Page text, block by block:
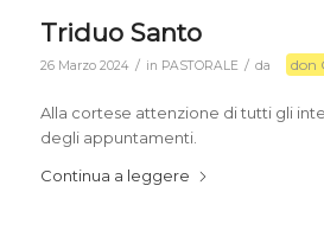
Triduo Santo
26 Marzo 2024 / in PASTORALE / da don
Alla cortese attenzione di tutti gli
degli appuntamenti.
Continua a leggere